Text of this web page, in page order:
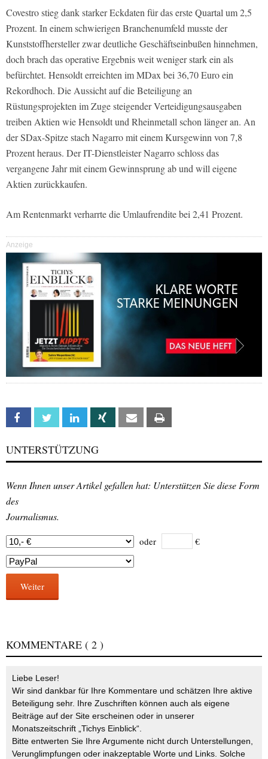
Covestro stieg dank starker Eckdaten für das erste Quartal um 2,5
Prozent. In einem schwierigen Branchenumfeld musste der
Kunststoffhersteller zwar deutliche Geschäftseinbußen hinnehmen,
doch brach das operative Ergebnis weit weniger stark ein als
befürchtet. Hensoldt erreichten im MDax bei 36,70 Euro ein
Rekordhoch. Die Aussicht auf die Beteiligung an
Rüstungsprojekten im Zuge steigender Verteidigungsausgaben
treiben Aktien wie Hensoldt und Rheinmetall schon länger an. An
der SDax-Spitze stach Nagarro mit einem Kursgewinn von 7,8
Prozent heraus. Der IT-Dienstleister Nagarro schloss das
vergangene Jahr mit einem Gewinnsprung ab und will eigene
Aktien zurückkaufen.
Am Rentenmarkt verharrte die Umlaufrendite bei 2,41 Prozent.
Anzeige
Facebook Twitter Linkedin Xing Email
UNTERSTÜTZUNG
Wenn Ihnen unser Artikel gefallen hat: Unterstützen Sie diese Form
des
Journalismus.
oder €
Weiter
KOMMENTARE ( 2 )
Liebe Leser!
Wir sind dankbar für Ihre Kommentare und schätzen Ihre aktive
Beteiligung sehr. Ihre Zuschriften können auch als eigene
Beiträge auf der Site erscheinen oder in unserer
Monatszeitschrift „Tichys Einblick“.
Bitte entwerten Sie Ihre Argumente nicht durch Unterstellungen,
Verunglimpfungen oder inakzeptable Worte und Links. Solche